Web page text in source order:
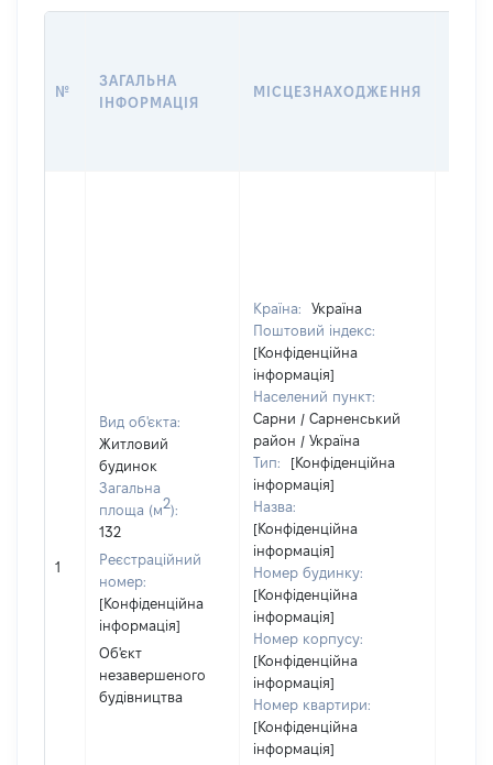
№
ЗАГАЛЬНА
ІНФОРМАЦІЯ
МІСЦЕЗНАХОДЖЕННЯ
1
Вид об'єкта:
Житловий
будинок
Загальна
площа (м2):
132
Реєстраційний
номер:
[Конфіденційна
інформація]
Об'єкт
незавершеного
будівництва
Країна:
Україна
Поштовий індекс:
[Конфіденційна
інформація]
Населений пункт:
Сарни / Сарненський
район / Україна
Тип:
[Конфіденційна
інформація]
Назва:
[Конфіденційна
інформація]
Номер будинку:
[Конфіденційна
інформація]
Номер корпусу:
[Конфіденційна
інформація]
Номер квартири:
[Конфіденційна
інформація]